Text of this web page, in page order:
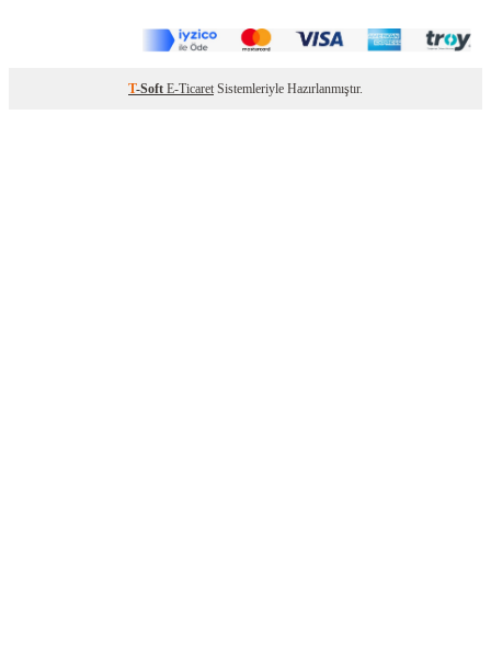
T-Soft E-Ticaret Sistemleriyle Hazırlanmıştır.